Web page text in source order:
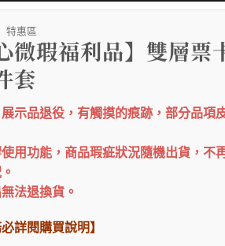
特惠區
微瑕福利品】雙層票
套
示品退役，有觸摸的痕跡，部分品項
用功能，商品瑕疵狀況隨機出貨，不
法退換貨。
詳閱購買說明】